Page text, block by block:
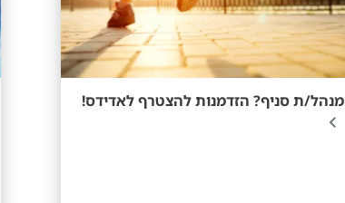
מנהל/ת סניף? הזדמנות להצטרף לאדידס!